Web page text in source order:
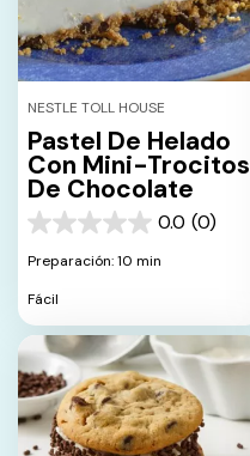
NESTLE TOLL HOUSE
Pastel De Helado
Con Mini-Trocitos
De Chocolate
0.0 (0)
0.0
de
estrellas.
Preparación: 10 min
Fácil